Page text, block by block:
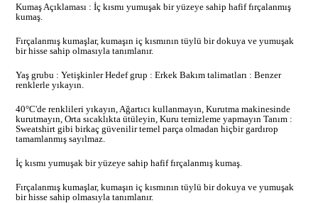
Kumaş Açıklaması : İç kısmı yumuşak bir yüzeye sahip hafif fırçalanmış
kumaş.
Fırçalanmış kumaşlar, kumaşın iç kısmının tüylü bir dokuya ve yumuşak
bir hisse sahip olmasıyla tanımlanır.
Yaş grubu : Yetişkinler Hedef grup : Erkek Bakım talimatları : Benzer
renklerle yıkayın.
40°C'de renklileri yıkayın, Ağartıcı kullanmayın, Kurutma makinesinde
kurutmayın, Orta sıcaklıkta ütüleyin, Kuru temizleme yapmayın Tanım :
Sweatshirt gibi birkaç güvenilir temel parça olmadan hiçbir gardırop
tamamlanmış sayılmaz.
İç kısmı yumuşak bir yüzeye sahip hafif fırçalanmış kumaş.
Fırçalanmış kumaşlar, kumaşın iç kısmının tüylü bir dokuya ve yumuşak
bir hisse sahip olmasıyla tanımlanır.